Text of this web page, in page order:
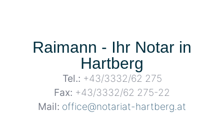
Raimann - Ihr Notar in
Hartberg
Tel.: +43/3332/62 275
Fax: +43/3332/62 275-22
Mail: office@notariat-hartberg.at